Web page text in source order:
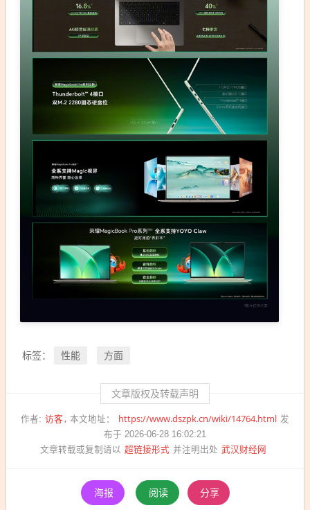
标签： 性能 方面
文章版权及转载声明
作者: 访客 本文地址： https://www.dszpk.cn/wiki/14764.html 发
布于 2026-06-28 16:02:21
文章转载或复制请以 超链接形式 并注明出处 武汉财经网
海报 阅读 分享